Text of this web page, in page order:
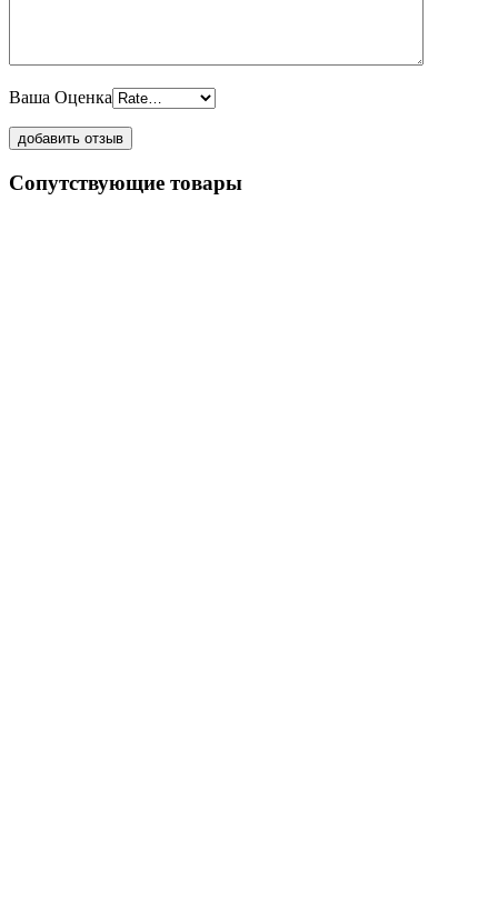
Ваша Оценка
Сопутствующие товары